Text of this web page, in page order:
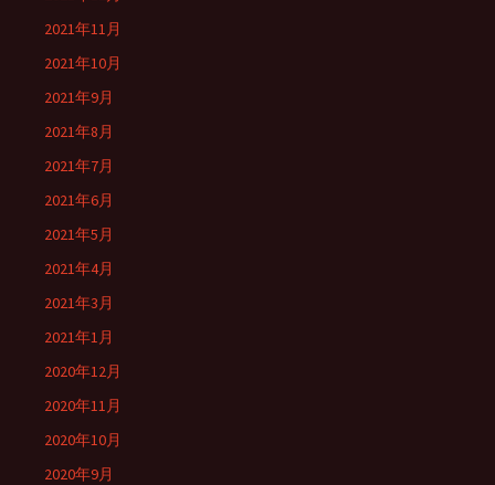
2021年11月
2021年10月
2021年9月
2021年8月
2021年7月
2021年6月
2021年5月
2021年4月
2021年3月
2021年1月
2020年12月
2020年11月
2020年10月
2020年9月